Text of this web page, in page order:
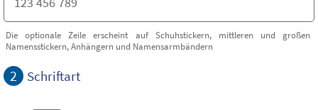
Die optionale Zeile erscheint auf Schuhstickern, mittleren und großen
Namensstickern, Anhängern und Namensarmbändern
2 Schriftart